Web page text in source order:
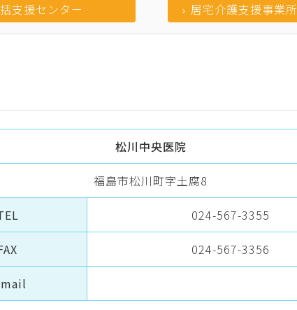
支援センター 居宅介護支援事業所
松川中央医院
福島市松川町字土腐8
024-567-3355
024-567-3356